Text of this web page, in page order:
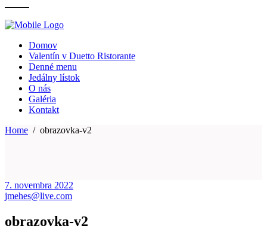
Domov
Valentín v Duetto Ristorante
Denné menu
Jedálny lístok
O nás
Galéria
Kontakt
Home / obrazovka-v2
7. novembra 2022
jmehes@live.com
obrazovka-v2